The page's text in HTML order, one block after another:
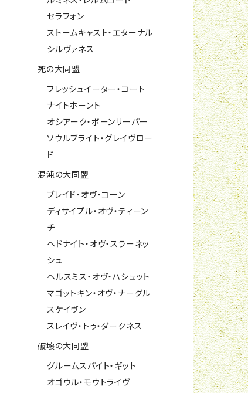
セラフォン
ストームキャスト・エターナル
シルヴァネス
死の大同盟
フレッシュイーター・コート
ナイトホーント
オシアーク・ボーンリーパー
ソウルブライト・グレイヴロー
ド
混沌の大同盟
ブレイド・オヴ・コーン
ディサイプル・オヴ・ティーン
チ
ヘドナイト・オヴ・スラーネッ
シュ
ヘルスミス・オヴ・ハシュット
マゴットキン・オヴ・ナーグル
スケイヴン
スレイヴ・トゥ・ダークネス
破壊の大同盟
グルームスパイト・ギット
オゴウル・モウトライヴ